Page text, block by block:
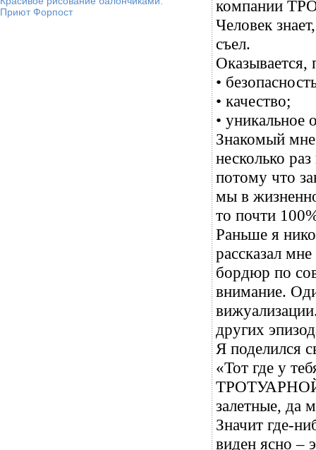
Приют Форпост
компании
Человек
съел.
•
• качество;
• уникальное
Знакомый мне
несколько
потому что
мы в
то почти
Раньше я
рассказал
бордюр по
внимание.
других
Я поделился
«Тот где у
ТРОТУАРНОЙ
залетные, да
Значит где-
виден ясно